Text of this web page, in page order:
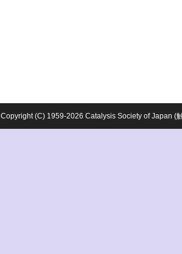
Copyright (C) 1959-2026 Catalysis Society of Japan (